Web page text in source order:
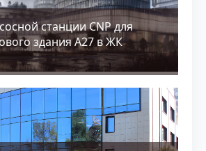
станции CNP для
здания А27 в ЖК